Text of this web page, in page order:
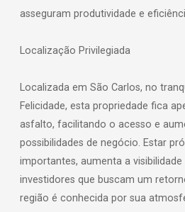
asseguram produtividade e
Localização Privilegiada
Localizada em São Carlos, no
Felicidade, esta propriedade fica
asfalto, facilitando o acesso e
possibilidades de negócio. Estar
importantes, aumenta a
investidores que buscam um
região é conhecida por sua